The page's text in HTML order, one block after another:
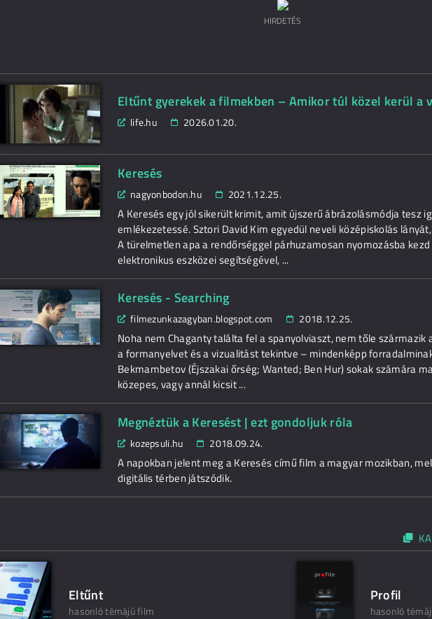
HIRDETÉS
Eltűnt gyerekek a filmekben – Amikor túl közel kerül a
life.hu 2026.01.20.
Keresés
nagyonbodon.hu 2021.12.25.
A Keresés egy jól sikerült krimit, amit újszerű ábrázolásmódja tesz
emlékezetessé. Sztori David Kim egyedül neveli középiskolás
A türelmetlen apa a rendőrséggel párhuzamosan nyomozásba
elektronikus eszközei segítségével, ...
Keresés - Searching
filmezunkazagyban.blogspot.com 2018.12.25.
Noha nem Chaganty találta fel a spanyolviaszt, nem tőle
a formanyelvet és a vizualitást tekintve – mindenképp
Bekmambetov (Éjszakai őrség; Wanted; Ben Hur) sokak számára
közepes, vagy annál kicsit ...
Megnéztük a Keresést | ezt gondoljuk róla
kozepsuli.hu 2018.09.24.
A napokban jelent meg a Keresés című film a magyar mozikban,
digitális térben játszódik.
Eltűnt
hasonló témájú film
Profil
hasonló